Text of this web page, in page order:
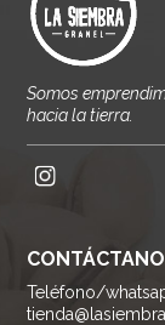
Somos
hacia la tierra.
Teléfono/